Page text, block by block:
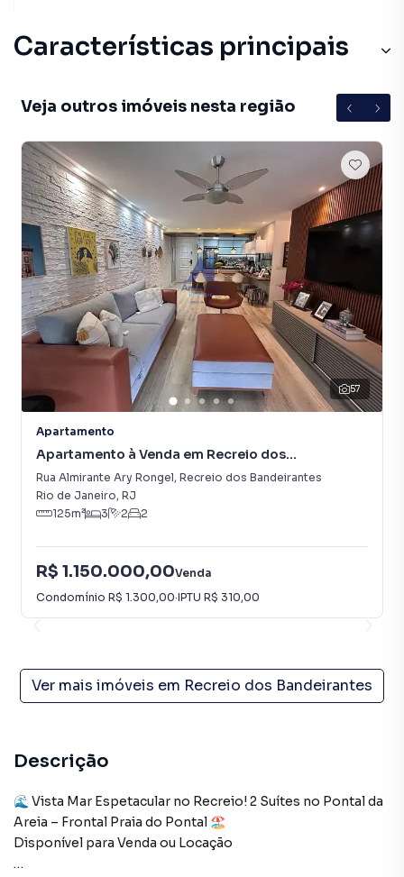
Características principais
Beira Mar
Veja outros imóveis nesta região
57
Apartamento
Apartamento à Venda em Recreio dos
Bandeirantes
Rua Almirante Ary Rongel, Recreio dos Bandeirantes
Rio de Janeiro, RJ
125m² 3 2 2
R$ 1.150.000,00Venda
Condomínio R$ 1.300,00·IPTU R$ 310,00
Ver mais imóveis em Recreio dos Bandeirantes
Descrição
🌊 Vista Mar Espetacular no Recreio! 2 Suítes no Pontal da
Areia – Frontal Praia do Pontal 🏖️
Disponível para Venda ou Locação